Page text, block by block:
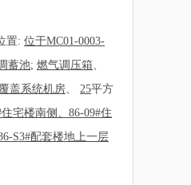
置: 位于MC01-0003-
蓄池; 燃气调压箱、
盖系统机房、 25平方
宅楼南侧、86-09#住
S3#配套楼地上一层